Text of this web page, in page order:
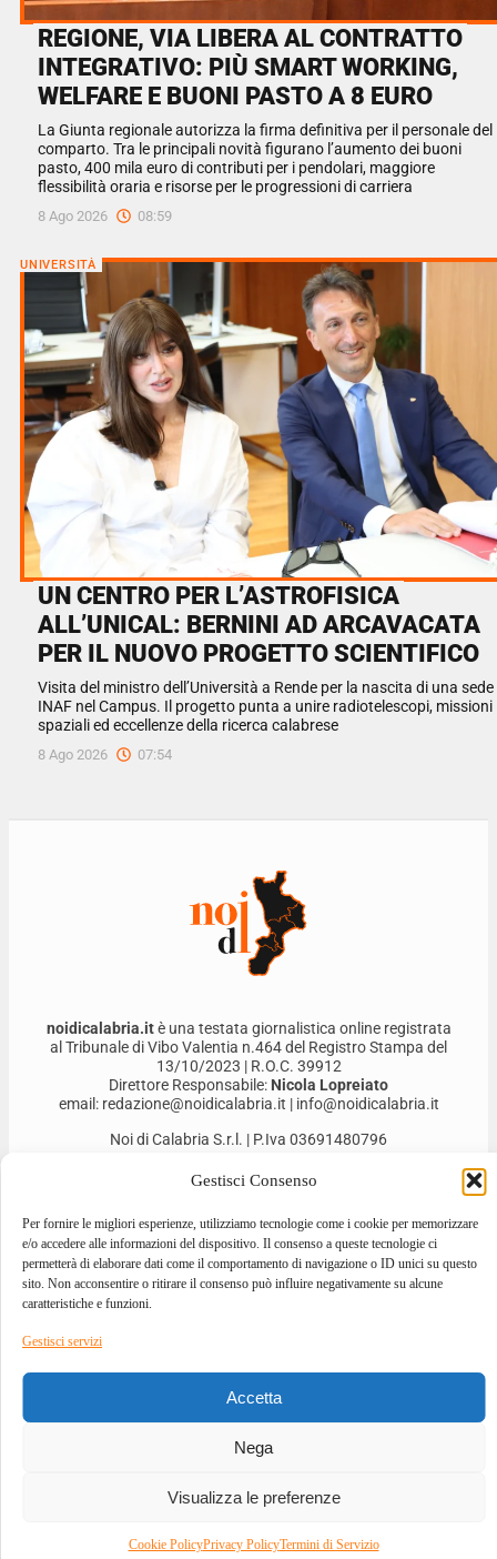
Gestisci Consenso
Per fornire le migliori esperienze, utilizziamo tecnologie come i cookie per memorizzare
e/o accedere alle informazioni del dispositivo. Il consenso a queste tecnologie ci
permetterà di elaborare dati come il comportamento di navigazione o ID unici su questo
sito. Non acconsentire o ritirare il consenso può influire negativamente su alcune
caratteristiche e funzioni.
Gestisci servizi
Accetta
Nega
Visualizza le preferenze
Cookie PolicyPrivacy PolicyTermini di Servizio
REGIONE, VIA LIBERA AL CONTRATTO
INTEGRATIVO: PIÙ SMART WORKING,
WELFARE E BUONI PASTO A 8 EURO
La Giunta regionale autorizza la firma definitiva per il personale del
comparto. Tra le principali novità figurano l’aumento dei buoni
pasto, 400 mila euro di contributi per i pendolari, maggiore
flessibilità oraria e risorse per le progressioni di carriera
8 Ago 2026 08:59
UNIVERSITÀ
UN CENTRO PER L’ASTROFISICA
ALL’UNICAL: BERNINI AD ARCAVACATA
PER IL NUOVO PROGETTO SCIENTIFICO
Visita del ministro dell’Università a Rende per la nascita di una sede
INAF nel Campus. Il progetto punta a unire radiotelescopi, missioni
spaziali ed eccellenze della ricerca calabrese
8 Ago 2026 07:54
noidicalabria.itè una testata giornalistica online registrata
al Tribunale di Vibo Valentia n.464 del Registro Stampa del
13/10/2023 | R.O.C. 39912
Direttore Responsabile: Nicola Lopreiato
email: redazione@noidicalabria.it | info@noidicalabria.it
Noi di Calabria S.r.l. | P.Iva 03691480796
GIOVANNI BEVACQUA